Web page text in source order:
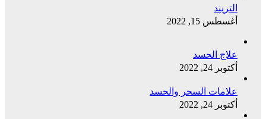
التريند
أغسطس 15, 2022
علاج الحسد
أكتوبر 24, 2022
علامات السحر والحسد
أكتوبر 24, 2022